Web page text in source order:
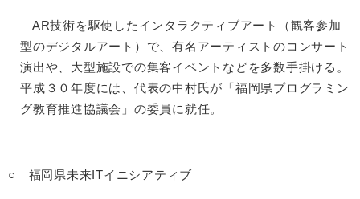
AR技術を駆使したインタラクティブアート（観客参加
型のデジタルアート）で、有名アーティストのコンサート
演出や、大型施設での集客イベントなどを多数手掛ける。
平成３０年度には、代表の中村氏が「福岡県プログラミン
グ教育推進協議会」の委員に就任。
○ 福岡県未来ITイニシアティブ